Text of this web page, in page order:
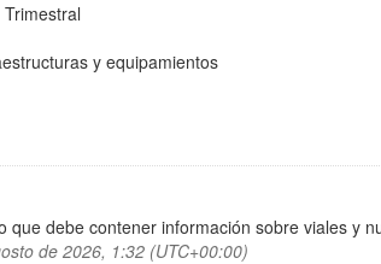
y equipamientos
que debe contener información sobre viales y
de 2026, 1:32 (UTC+00:00)